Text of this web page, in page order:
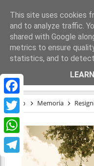
Facebook
Twitter
WhatsApp
Telegram
RESIGNIFICAR
Inicio Memoria
This site uses cookies
and to analyze traffic.
shared with Google
metrics to ensure
statistics, and to detect